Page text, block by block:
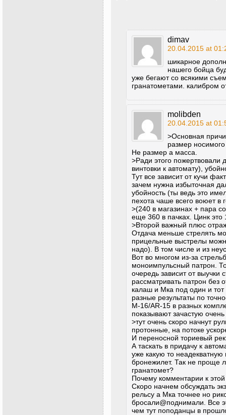
dimav
20.04.2015 at
шикарное
нашего бойца
уже бегают со всякими
гранатометами. калибром
molibden
20.04.2015 at
>Основная
размер
Не размер а масса.
>Ради этого пожертвовали
винтовки к автомату),
Тут все зависит от кучи
зачем нужна избыточная
убойность (ты ведь это
пехота чаше всего воюет в
>(240 в магазинах + пара
еще 360 в пачках. Цинк это
>Второй важный плюс
Отдача меньше стрелять
прицельные выстрелы
надо). В том числе и из
Вот во многом из-за
моноимпульсный патрон.
очередь зависит от
рассматривать патрон без
калаш и Мка под один и
разные результаты по
М-16/АR-15 в разных
показывают зачастую
>тут очень скоро начнут
протонные, на потоке
И переносной ториевый
А таскать в придачу к
уже какую то
бронежилет. Так не проще
гранатомет?
Почему комментарии к
Скоро начнем обсуждать
рельсу а Мка точнее но
бросали@поднимали. Все
чем тут поподанцы в